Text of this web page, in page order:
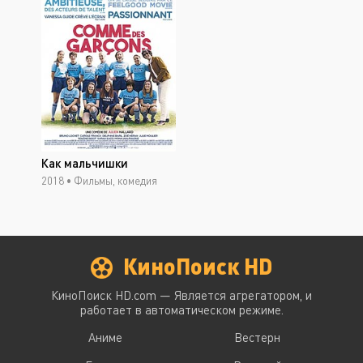
Как мальчишки
2018 • Фильмы, комедия
КиноПоиск HD
КиноПоиск HD.com — Является агрегатором, и
работает в автоматическом режиме.
Аниме
Вестерн